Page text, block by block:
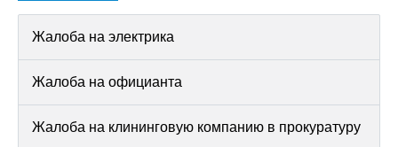
Жалоба на электрика
Жалоба на официанта
Жалоба на клининговую компанию в прокуратуру